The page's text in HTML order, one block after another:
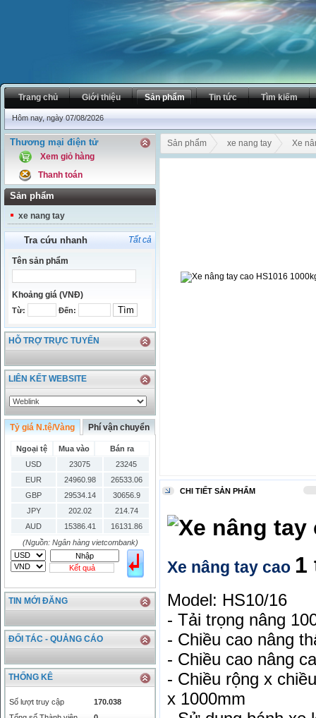
Trang chủ Giới thiệu Sản phẩm Tin tức Tìm kiếm
Hôm nay, ngày 07/08/2026
Thương mại điện tử
Xem giỏ hàng
Thanh toán
Sản phẩm
xe nang tay
Tra cứu nhanh Tất cả
Tên sản phẩm
Khoảng giá (VNĐ)
Từ: Đến:
HỖ TRỢ TRỰC TUYẾN
LIÊN KẾT WEBSITE
Tỷ giá N.tệ/Vàng Phí vận chuyển
Ngoại tệ Mua vào
Bán ra
USD
23075
23245
EUR
24960.98
26533.06
GBP
29534.14
30656.9
JPY
202.02
214.74
AUD
15386.41
16131.86
HKD
2906.04
3028.6
SGD
16755.29
17427.08
THB
666.2
786.99
CAD
17223.74
18058.21
CHF
23161.62
24283.77
INR
0
KRW
18.01
21.12
KWD
0
79758.97
MYR
5808.39
RMB
3272
(Nguồn: Ngân hàng vietcombank)
Kết quả
TIN MỚI ĐĂNG
ĐỐI TÁC - QUẢNG CÁO
THỐNG KÊ
Số lượt truy cập
170.038
Sản phẩm xe nang tay Xe
CHI TIẾT SẢN PHẨM
Xe nâng tay cao 1
Model: HS10/16
- Tải trọng nâng
- Chiều cao nâng
- Chiều cao nâng
- Chiều rộng x
x 1000mm